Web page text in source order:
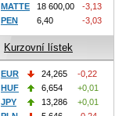
MATTE
18 600,00
-3,13
PEN
6,40 -3,03
Kurzovní lístek
EUR 24,265
-0,22
HUF
6,654
+0,01
JPY
13,286
+0,01